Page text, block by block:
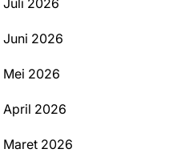
Juli 2026
Juni 2026
Mei 2026
April 2026
Maret 2026